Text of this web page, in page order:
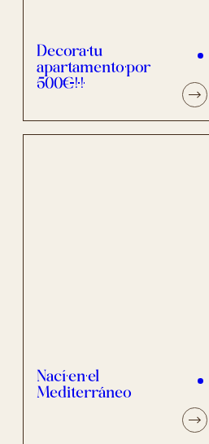
Decora tu
apartamento por
500€!!
Nací en el
Mediterráneo